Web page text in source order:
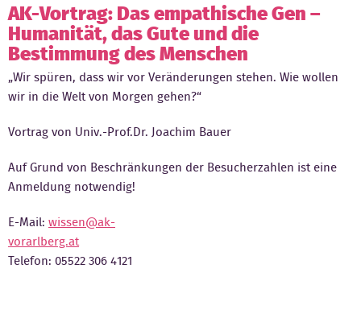
Angebot
Wissenswertes
Der Verein
AK-Vortrag: Das empathische Gen –
Humanität, das Gute und die
Bestimmung des Menschen
„Wir spüren, dass wir vor Veränderungen stehen. Wie wollen
wir in die Welt von Morgen gehen?“
Vortrag von Univ.-Prof.Dr. Joachim Bauer
Auf Grund von Beschränkungen der Besucherzahlen ist eine
Anmeldung notwendig!
E-Mail: wissen@ak-
vorarlberg.at
Telefon: 05522 306 4121